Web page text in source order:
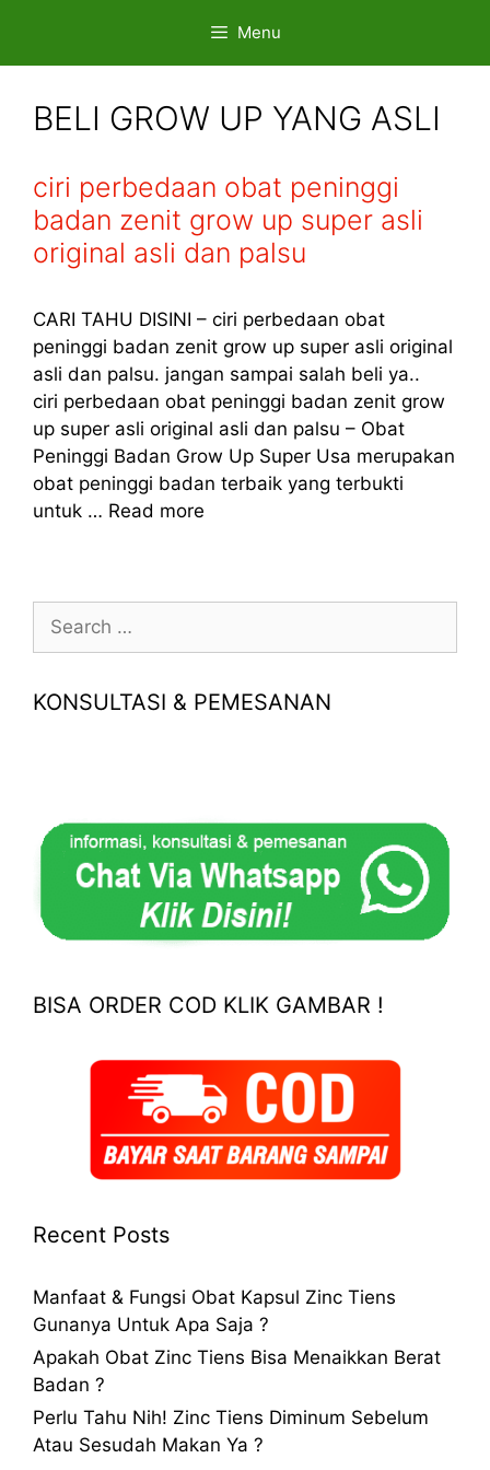
content
Menu
BELI GROW UP YANG ASLI
ciri perbedaan obat peninggi
badan zenit grow up super asli
original asli dan palsu
CARI TAHU DISINI – ciri perbedaan obat
peninggi badan zenit grow up super asli original
asli dan palsu. jangan sampai salah beli ya..
ciri perbedaan obat peninggi badan zenit grow
up super asli original asli dan palsu – Obat
Peninggi Badan Grow Up Super Usa merupakan
obat peninggi badan terbaik yang terbukti
untuk … Read more
Search
for:
KONSULTASI & PEMESANAN
BISA ORDER COD KLIK GAMBAR !
Recent Posts
Manfaat & Fungsi Obat Kapsul Zinc Tiens
Gunanya Untuk Apa Saja ?
Apakah Obat Zinc Tiens Bisa Menaikkan Berat
Badan ?
Perlu Tahu Nih! Zinc Tiens Diminum Sebelum
Atau Sesudah Makan Ya ?